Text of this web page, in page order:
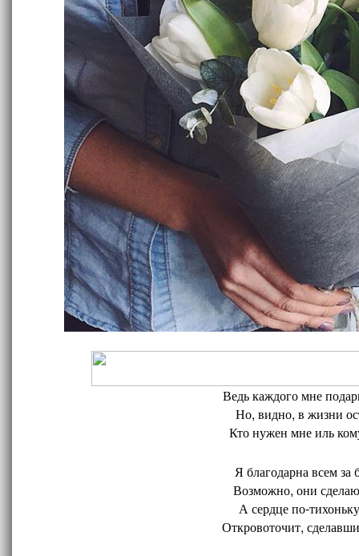
Ведь каждого мне
Но, видно, в жизни
Кто нужен мне иль
Я благодарна всем за
Возможно, они
А сердце по-
Откровоточит,